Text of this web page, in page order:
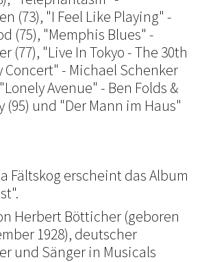
(73), "I Feel Like Playing" -
(75), "Memphis Blues" -
(77), "Live In Tokyo - The 30th
Concert" - Michael Schenker
Avenue" - Ben Folds &
(95) und "Der Mann im Haus"
Fältskog erscheint das Album
Herbert Bötticher (geboren
1928), deutscher
und Sänger in Musicals